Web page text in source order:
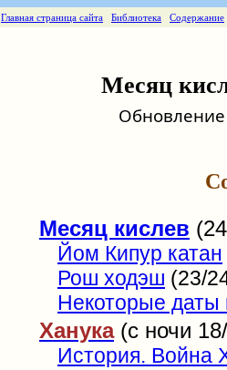
Главная страница сайта Библиотека Содержание
Месяц
Обновление
Месяц кислев
Йом Кипур катан
Рош ходэш (23/
Некоторые даты
Ханука(с ночи
История. Война